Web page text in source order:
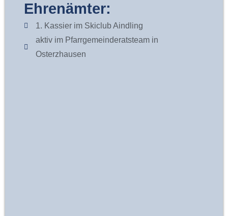
Ehrenämter:
1. Kassier im Skiclub Aindling
aktiv im Pfarrgemeinderatsteam in
Osterzhausen